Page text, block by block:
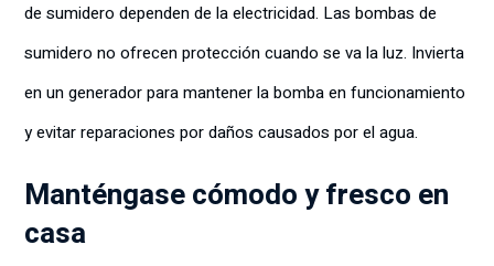
de sumidero dependen de la electricidad. Las bombas de
sumidero no ofrecen protección cuando se va la luz. Invierta
en un generador para mantener la bomba en funcionamiento
y evitar reparaciones por daños causados por el agua.
Manténgase cómodo y fresco en
casa